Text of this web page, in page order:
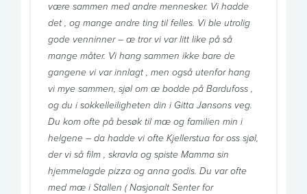
være sammen med andre mennesker. Vi hadde
det , og mange andre ting til felles. Vi ble utrolig
gode venninner – æ tror vi var litt like på så
mange måter. Vi hang sammen ikke bare de
gangene vi var innlagt , men også utenfor hang
vi mye sammen, sjøl om æ bodde på Bardufoss ,
og du i sokkelleiligheten din i Gitta Jønsons veg.
Du kom ofte på besøk til mæ og familien min i
helgene – da hadde vi ofte Kjellerstua for oss sjøl,
der vi så film , skravla og spiste Mamma sin
hjemmelagde pizza og anna godis. Du var ofte
med mæ i Stallen ( Nasjonalt Senter for